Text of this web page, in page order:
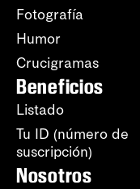
Fotografía
Humor
Crucigramas
Beneficios
Listado
Tu ID (número de
suscripción)
Nosotros